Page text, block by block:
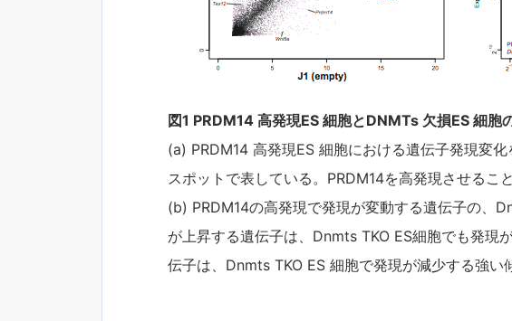
図1 PRDM14 高発現ES 細胞とDNMTs 欠損ES 細胞
(a) PRDM14 高発現ES 細胞における遺伝子発現変
スポットで表している。PRDM14を高発現させるこ
(b) PRDM14の高発現で発現が変動する遺伝子の、
が上昇する遺伝子は、Dnmts TKO ES細胞でも発
伝子は、Dnmts TKO ES 細胞で発現が減少する強い